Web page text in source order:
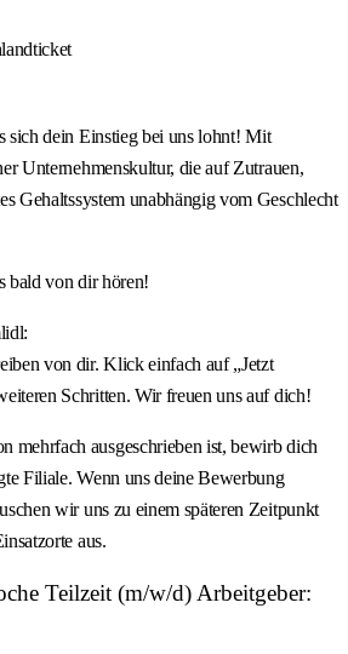
sich dein Einstieg bei uns lohnt! Mit
Unternehmenskultur, die auf Zutrauen,
Gehaltssystem unabhängig vom Geschlecht
bald von dir hören!
von dir. Klick einfach auf „Jetzt
Schritten. Wir freuen uns auf dich!
mehrfach ausgeschrieben ist, bewirb dich
Filiale. Wenn uns deine Bewerbung
wir uns zu einem späteren Zeitpunkt
aus.
Teilzeit (m/w/d) Arbeitgeber: